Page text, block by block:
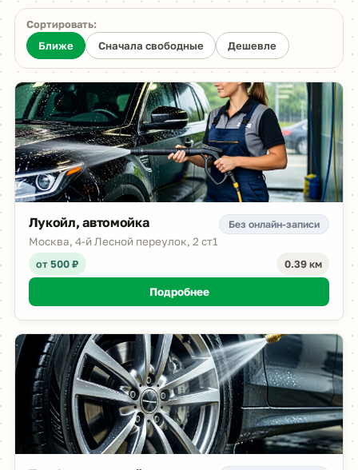
Сортировать:
Ближе
Сначала свободные Дешевле
Лукойл, автомойка Без онлайн-записи
Москва, 4-й Лесной переулок, 2 ст1
от 500 ₽
0.39 км
Подробнее